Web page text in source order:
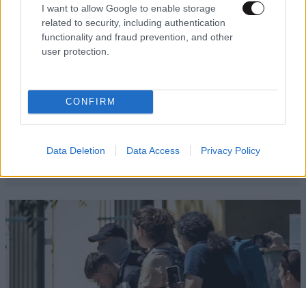
I want to allow Google to enable storage
related to security, including authentication
functionality and fraud prevention, and other
user protection.
CONFIRM
Data Deletion Data Access Privacy Policy